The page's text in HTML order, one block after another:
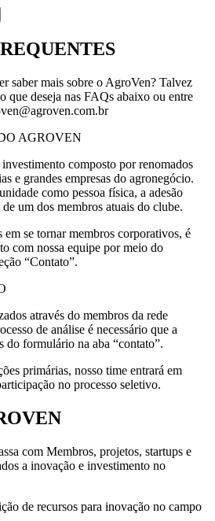
saber mais sobre o AgroVen? Talvez
que deseja nas FAQs abaixo ou entre
AGROVEN
composto por renomados
e grandes empresas do agronegócio.
como pessoa física, a adesão
um dos membros atuais do clube.
em se tornar membros corporativos, é
com nossa equipe por meio do
“Contato”.
através do membros da rede
de análise é necessário que a
do formulário na aba “contato”.
primárias, nosso time entrará em
no processo seletivo.
com Membros, projetos, startups e
a inovação e investimento no
de recursos para inovação no campo